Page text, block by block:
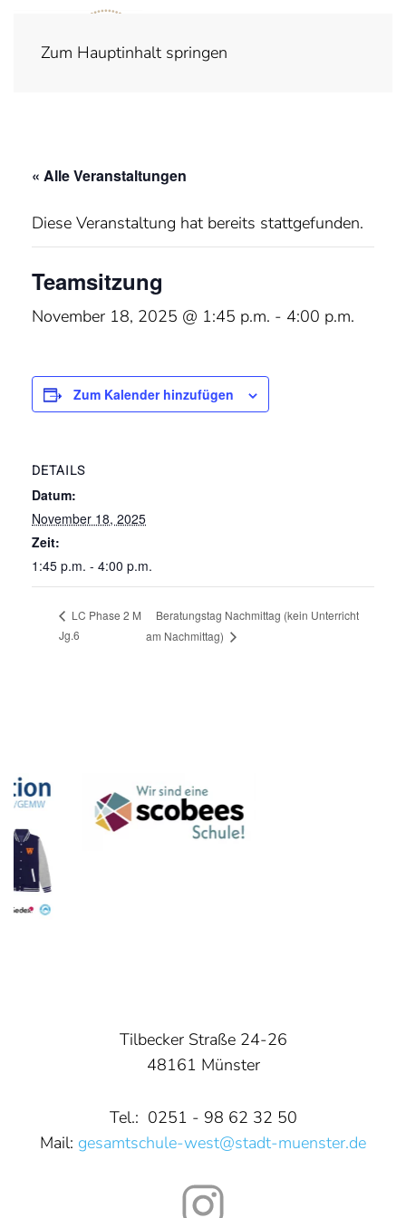
Zum Hauptinhalt springen
« Alle Veranstaltungen
Diese Veranstaltung hat bereits stattgefunden.
Teamsitzung
November 18, 2025 @ 1:45 p.m. - 4:00 p.m.
Zum Kalender hinzufügen
DETAILS
Datum:
November 18, 2025
Zeit:
1:45 p.m. - 4:00 p.m.
LC Phase 2 M
Jg.6
Beratungstag Nachmittag (kein Unterricht
am Nachmittag)
Tilbecker Straße 24-26
48161 Münster
Tel.: 0251 - 98 62 32 50
Mail: gesamtschule-west@stadt-muenster.de